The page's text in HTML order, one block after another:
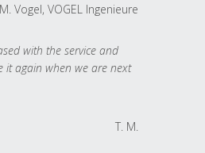
M. Vogel, VOGEL Ingenieure
with the service and
it again when we are next
T. M.